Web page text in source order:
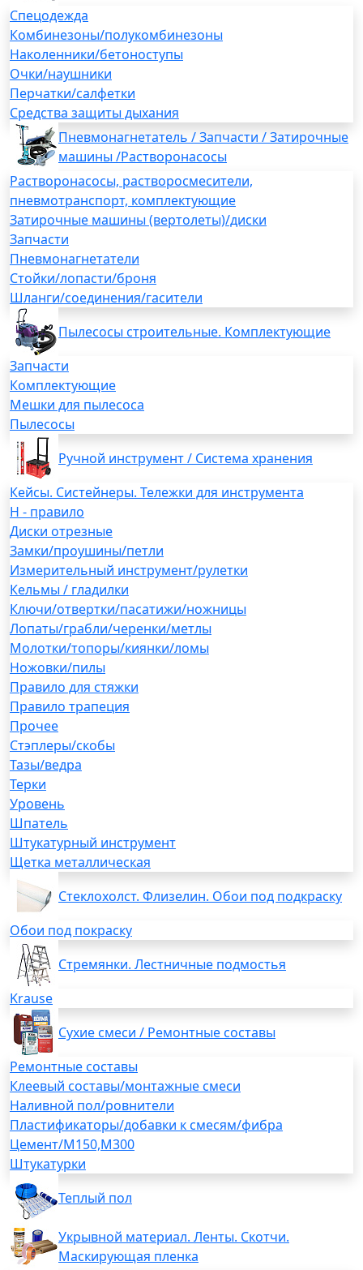
Спецодежда
Комбинезоны/полукомбинезоны
Наколенники/бетоноступы
Очки/наушники
Перчатки/салфетки
Средства защиты дыхания
Пневмонагнетатель / Запчасти / Затирочные
машины /Растворонасосы
Растворонасосы, растворосмесители,
пневмотранспорт, комплектующие
Затирочные машины (вертолеты)/диски
Запчасти
Пневмонагнетатели
Стойки/лопасти/броня
Шланги/соединения/гасители
Пылесосы строительные. Комплектующие
Запчасти
Комплектующие
Мешки для пылесоса
Пылесосы
Ручной инструмент / Система хранения
Кейсы. Систейнеры. Тележки для инструмента
H - правило
Диски отрезные
Замки/проушины/петли
Измерительный инструмент/рулетки
Кельмы / гладилки
Ключи/отвертки/пасатижи/ножницы
Лопаты/грабли/черенки/метлы
Молотки/топоры/киянки/ломы
Ножовки/пилы
Правило для стяжки
Правило трапеция
Прочее
Стэплеры/скобы
Тазы/ведра
Терки
Уровень
Шпатель
Штукатурный инструмент
Щетка металлическая
Стеклохолст. Флизелин. Обои под подкраску
Обои под покраску
Стремянки. Лестничные подмостья
Krause
Сухие смеси / Ремонтные составы
Ремонтные составы
Клеевый составы/монтажные смеси
Наливной пол/ровнители
Пластификаторы/добавки к смесям/фибра
Цемент/М150,М300
Штукатурки
Теплый пол
Укрывной материал. Ленты. Скотчи.
Маскирующая пленка